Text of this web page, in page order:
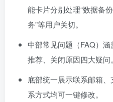
能卡片分别处理“数据备份
务”等用户关切。
中部常见问题（FAQ）
推荐、关闭原因四大疑问。
底部统一展示联系邮箱
系方式均可一键修改。